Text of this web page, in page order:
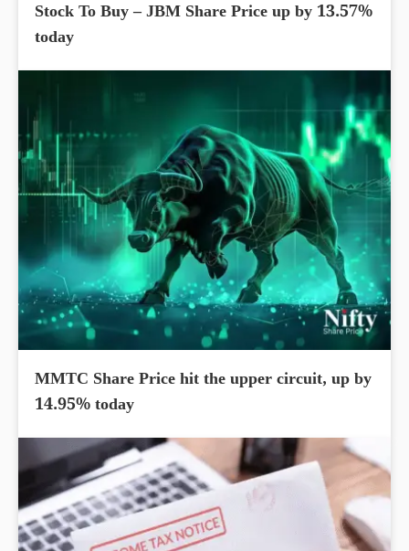
Stock To Buy – JBM Share Price up by 13.57%
today
MMTC Share Price hit the upper circuit, up by
14.95% today